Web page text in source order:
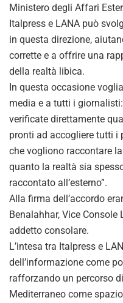
Ministero degli Affari
Italpress e LANA può
in questa direzione,
corrette e a offrire una
della realtà libica.
In questa occasione
media e a tutti i
verificate direttamente
pronti ad accogliere tutti i
che vogliono raccontare
quanto la realtà sia
raccontato all’esterno”.
Alla firma dell’accordo
Benalahhar, Vice Console
addetto consolare.
L’intesa tra Italpress e
dell’informazione come
rafforzando un percorso
Mediterraneo come